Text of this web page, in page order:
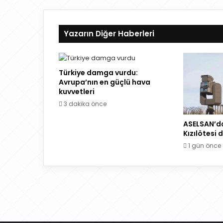
esi ok
e
a
Yazarın Diğer Haberleri
Türkiye damga vurdu:
Avrupa’nın en güçlü hava
kuvvetleri
3 dakika önce
Kızılötesi
1 gün önce